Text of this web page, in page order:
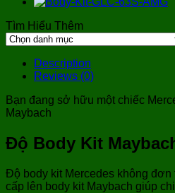
Tìm Hiểu Thêm
Tìm
Thêm
Description
Reviews (0)
Bạn đang sở hữu một chiếc
Maybach
Độ Body Kit
Độ body kit Mercedes không
cấp lên body kit Maybach giúp